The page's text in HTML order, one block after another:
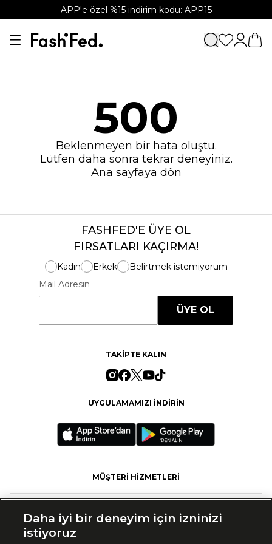
APP'e özel %15 indirim kodu: APP15
500
Beklenmeyen bir hata oluştu.
Lütfen daha sonra tekrar deneyiniz.
Ana sayfaya dön
FASHFED'E ÜYE OL
FIRSATLARI KAÇIRMA!
Kadın Erkek
Belirtmek istemiyorum
Mail Adresin
ÜYE OL
TAKİPTE KALIN
UYGULAMAMIZI İNDİRİN
MÜŞTERİ HİZMETLERİ
Daha iyi bir deneyim için izninizi
istiyoruz